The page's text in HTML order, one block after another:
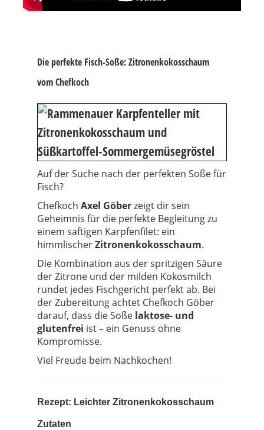
Die perfekte Fisch-Soße: Zitronenkokosschaum
vom Chefkoch
Auf der Suche nach der perfekten Soße für
Fisch?
Chefkoch Axel Göberzeigt dir sein
Geheimnis für die perfekte Begleitung zu
einem saftigen Karpfenfilet: ein
himmlischerZitronenkokosschaum.
Die Kombination aus der spritzigen Säure
der Zitrone und der milden Kokosmilch
rundet jedes Fischgericht perfekt ab. Bei
der Zubereitung achtet Chefkoch Göber
darauf, dass die Soße laktose- und
glutenfrei ist – ein Genuss ohne
Kompromisse.
Viel Freude beim Nachkochen!
Rezept: Leichter Zitronenkokosschaum
Zutaten